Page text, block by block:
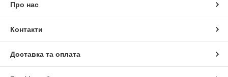
Про нас
Контакти
Доставка та оплата